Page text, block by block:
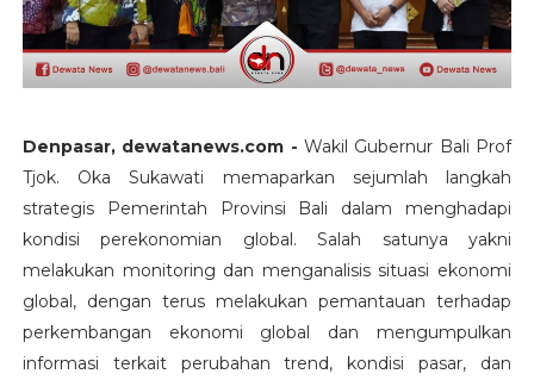
Denpasar, dewatanews.com - Wakil Gubernur Bali Prof
Tjok. Oka Sukawati memaparkan sejumlah langkah
strategis Pemerintah Provinsi Bali dalam menghadapi
kondisi perekonomian global. Salah satunya yakni
melakukan monitoring dan menganalisis situasi ekonomi
global, dengan terus melakukan pemantauan terhadap
perkembangan ekonomi global dan mengumpulkan
informasi terkait perubahan trend, kondisi pasar, dan